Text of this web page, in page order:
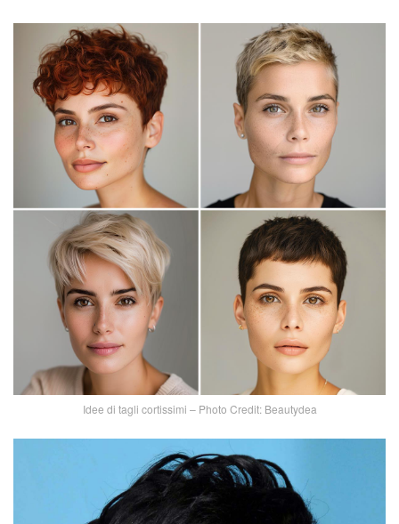
Idee di tagli cortissimi – Photo Credit: Beautydea